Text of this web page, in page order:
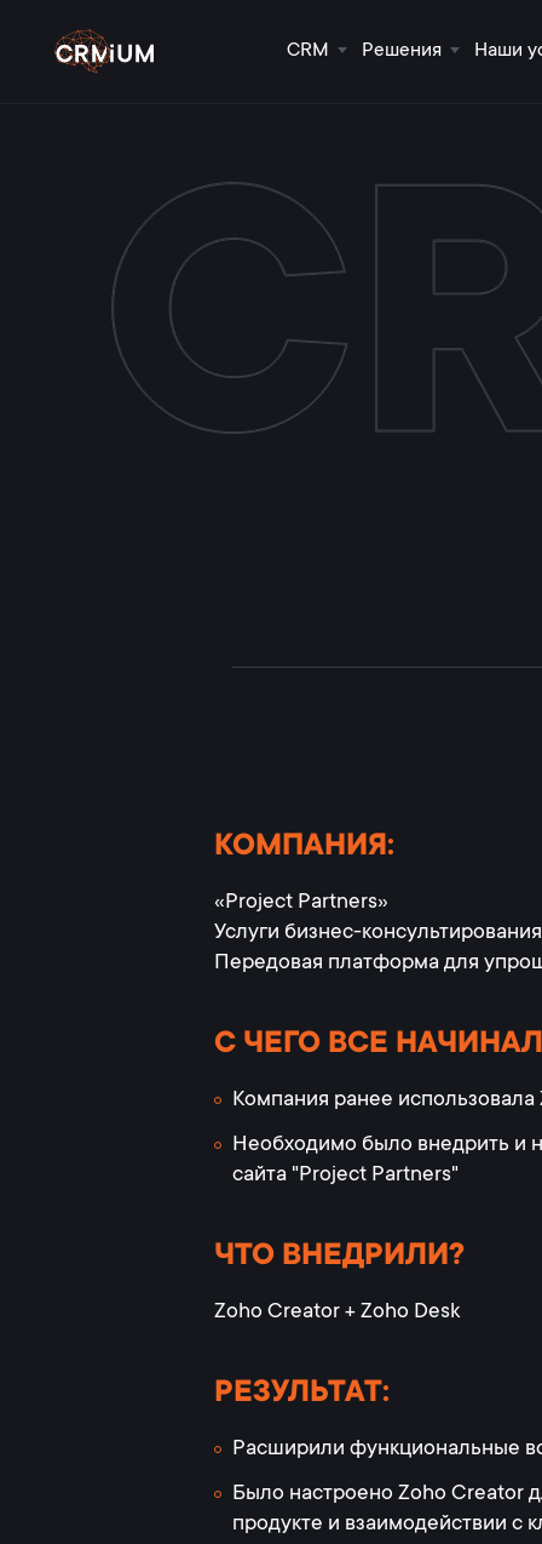
CRM Решения Наши
КОМПАНИЯ:
«Project Partners»
Услуги бизнес-
Передовая платформа для
С ЧЕГО ВСЕ
Компания ранее
Необходимо было внедрить и
сайта "Project Partners"
ЧТО ВНЕДРИЛИ?
Zoho Creator + Zoho Desk
РЕЗУЛЬТАТ:
Расширили функциональные
Было настроено Zoho Creator
продукте и взаимодействии с